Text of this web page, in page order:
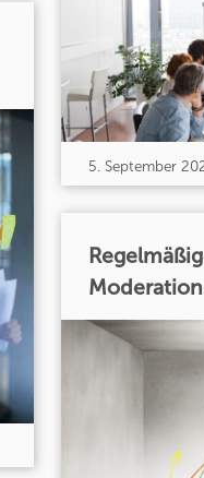
5. September